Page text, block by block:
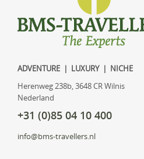
ADVENTURE | LUXURY | NICHE
Herenweg 238b, 3648 CR Wilnis
Nederland
+31 (0)85 04 10 400
info@bms-travellers.nl